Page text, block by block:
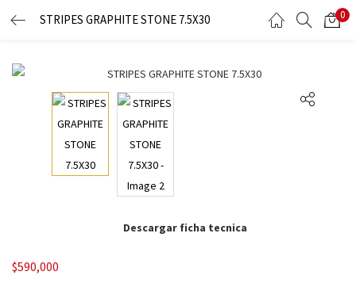
STRIPES GRAPHITE STONE 7.5X30 0
LOGIN
Enter your username and password to login.
Descargar ficha tecnica
$590,000